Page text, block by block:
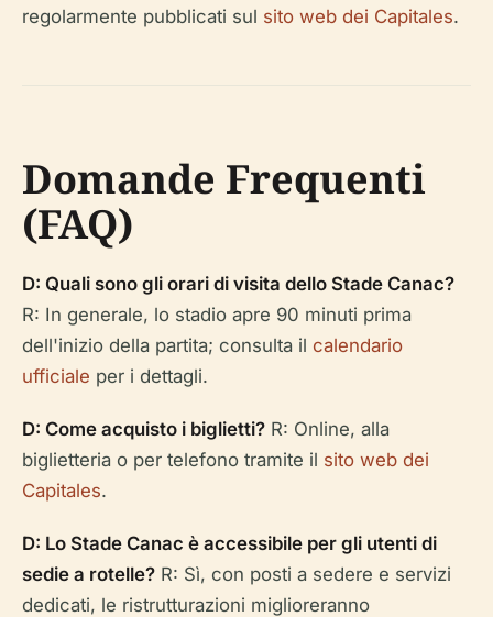
regolarmente pubblicati sul sito web dei Capitales.
Domande Frequenti
(FAQ)
D: Quali sono gli orari di visita dello Stade Canac?
R: In generale, lo stadio apre 90 minuti prima
dell'inizio della partita; consulta il calendario
ufficiale per i dettagli.
D: Come acquisto i biglietti? R: Online, alla
biglietteria o per telefono tramite il sito web dei
Capitales.
D: Lo Stade Canac è accessibile per gli utenti di
sedie a rotelle? R: Sì, con posti a sedere e servizi
dedicati, le ristrutturazioni miglioreranno